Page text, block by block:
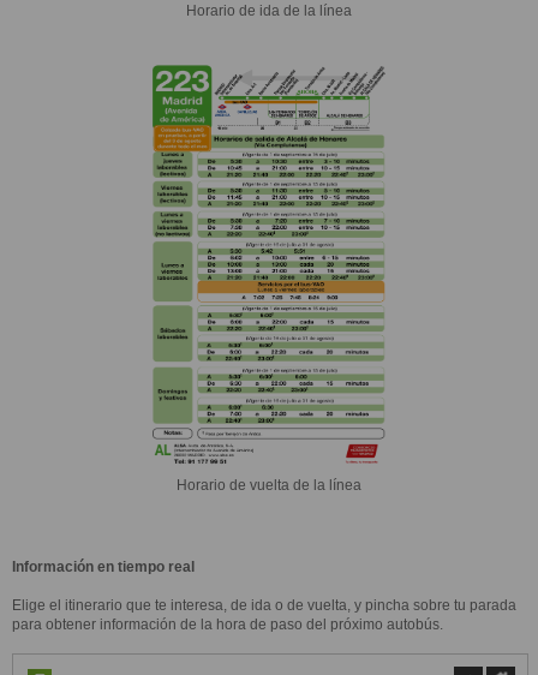
Horario de ida de la línea
Horario de vuelta de la línea
Información en tiempo real
Elige el itinerario que te interesa, de ida o de vuelta, y pincha sobre tu parada
para obtener información de la hora de paso del próximo autobús.